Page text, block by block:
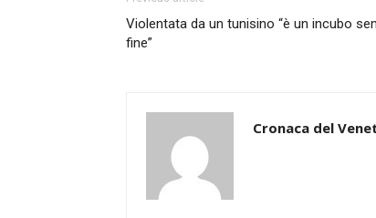
Violentata da un tunisino “è un incubo
fine”
Cronaca del